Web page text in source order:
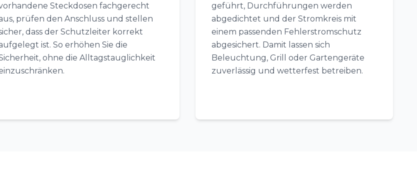
Steckdosen fachgerecht
prüfen den Anschluss und stellen
dass der Schutzleiter korrekt
ist. So erhöhen Sie die
ohne die Alltagstauglichkeit
geführt, Durchführungen werden
abgedichtet und der Stromkreis mit
einem passenden Fehlerstromschutz
abgesichert. Damit lassen sich
Beleuchtung, Grill oder Gartengeräte
zuverlässig und wetterfest betreiben.